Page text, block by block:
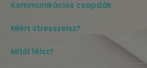
Kommunikációs csapdák
Miért stresszelsz?
Mitől félsz?